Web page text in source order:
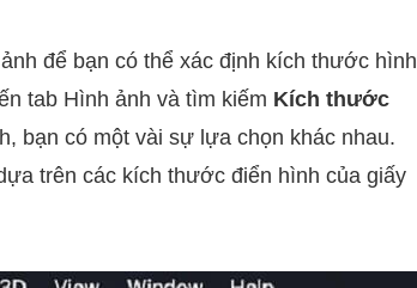
để bạn có thể xác định kích thước hình
tab Hình ảnh và tìm kiếm Kích thước
bạn có một vài sự lựa chọn khác nhau.
trên các kích thước điển hình của giấy